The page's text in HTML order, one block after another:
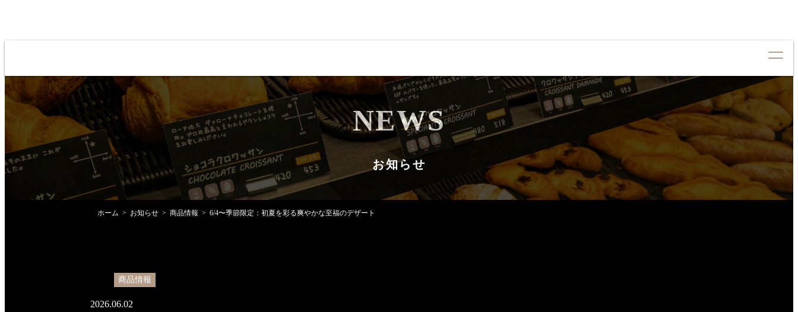
コンセプトCONCEPT
クオリティQUALITY
メニュー MENU
SHOP LIST
NEWS
お知らせ
ホーム お知らせ 商品情報 6/4〜季節限定：初夏を彩る爽やかな至福のデザート
商品情報
2026.06.02